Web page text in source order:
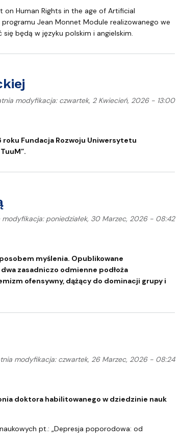
on Human Rights in the age of Artificial
Jean Monnet Module realizowanego we
będą w języku polskim i angielskim.
modyfikacja: czwartek, 2 Kwiecień, 2026 - 13:00
roku Fundacja Rozwoju Uniwersytetu
modyfikacja: poniedziałek, 30 Marzec, 2026 - 08:42
myślenia. Opublikowane
zasadniczo odmienne podłoża
ofensywny, dążący do dominacji grupy i
modyfikacja: czwartek, 26 Marzec, 2026 - 08:24
doktora habilitowanego w dziedzinie nauk
pt.: „Depresja poporodowa: od